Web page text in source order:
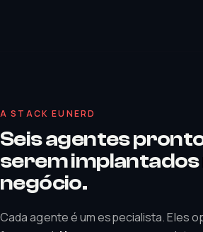
A STACK EUNERD
Seis agentes
serem implantados
negócio.
Cada agente é um especialista. Eles